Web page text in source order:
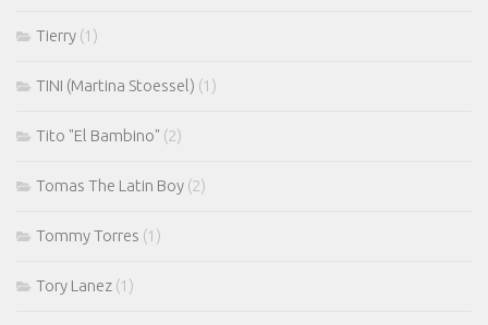
Tierry (1)
TINI (Martina Stoessel) (1)
Tito "El Bambino" (2)
Tomas The Latin Boy (2)
Tommy Torres (1)
Tory Lanez (1)